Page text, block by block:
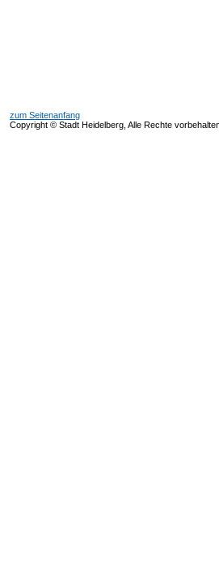
zum Seitenanfang
Copyright © Stadt Heidelberg, Alle Rechte